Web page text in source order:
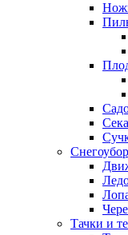
Тачки и